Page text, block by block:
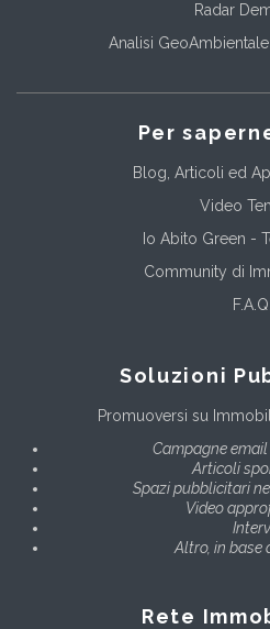
Radar
Analisi
Per
Blog, Articoli ed
Video
Io Abito Green -
Community di
F.A.Q.
Soluzioni
Promuoversi su
Campagne
Articoli
Spazi pubblicitari
Video
Altro, in base
Rete